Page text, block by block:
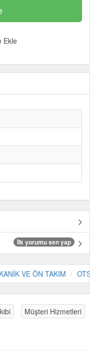
Ekle
İlk yorumu sen yap
VE ÖN TAKIM
Müşteri Hizmetleri